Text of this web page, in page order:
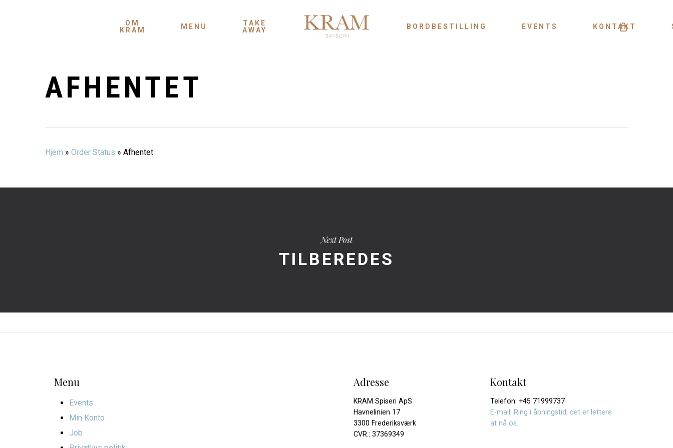
OM
KRAM
MENU
TAKE
AWAY
BORDBESTILLING EVENTS KONTAKT
AFHENTET
Hjem » Order Status » Afhentet
Next Post
TILBEREDES
Menu
Events
Min Konto
Job
Adresse
KRAM Spiseri ApS
Havnelinien 17
3300 Frederiksværk
CVR.: 37369349
Kontakt
Telefon: +45 71999737
E-mail: Ring i åbningstid, det er lettere
at nå os.